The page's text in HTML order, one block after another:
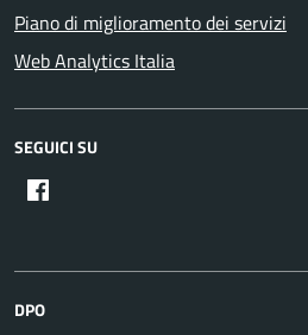
Piano di miglioramento dei servizi
Web Analytics Italia
SEGUICI SU
DPO